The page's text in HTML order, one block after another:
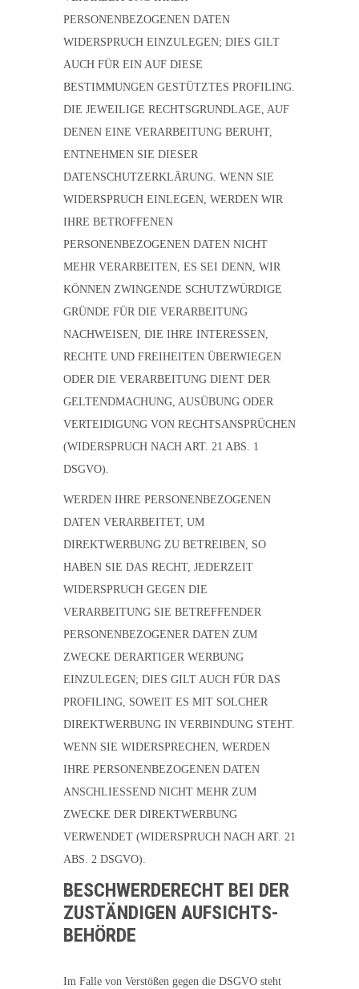
PERSONENBEZOGENEN DATEN
WIDERSPRUCH EINZULEGEN; DIES GILT
AUCH FÜR EIN AUF DIESE
BESTIMMUNGEN GESTÜTZTES PROFILING.
DIE JEWEILIGE RECHTSGRUNDLAGE, AUF
DENEN EINE VERARBEITUNG BERUHT,
ENTNEHMEN SIE DIESER
DATENSCHUTZERKLÄRUNG. WENN SIE
WIDERSPRUCH EINLEGEN, WERDEN WIR
IHRE BETROFFENEN
PERSONENBEZOGENEN DATEN NICHT
MEHR VERARBEITEN, ES SEI DENN, WIR
KÖNNEN ZWINGENDE SCHUTZWÜRDIGE
GRÜNDE FÜR DIE VERARBEITUNG
NACHWEISEN, DIE IHRE INTERESSEN,
RECHTE UND FREIHEITEN ÜBERWIEGEN
ODER DIE VERARBEITUNG DIENT DER
GELTENDMACHUNG, AUSÜBUNG ODER
VERTEIDIGUNG VON RECHTSANSPRÜCHEN
(WIDERSPRUCH NACH ART. 21 ABS. 1
DSGVO).
WERDEN IHRE PERSONENBEZOGENEN
DATEN VERARBEITET, UM
DIREKTWERBUNG ZU BETREIBEN, SO
HABEN SIE DAS RECHT, JEDERZEIT
WIDERSPRUCH GEGEN DIE
VERARBEITUNG SIE BETREFFENDER
PERSONENBEZOGENER DATEN ZUM
ZWECKE DERARTIGER WERBUNG
EINZULEGEN; DIES GILT AUCH FÜR DAS
PROFILING, SOWEIT ES MIT SOLCHER
DIREKTWERBUNG IN VERBINDUNG STEHT.
WENN SIE WIDERSPRECHEN, WERDEN
IHRE PERSONENBEZOGENEN DATEN
ANSCHLIESSEND NICHT MEHR ZUM
ZWECKE DER DIREKTWERBUNG
VERWENDET (WIDERSPRUCH NACH ART. 21
ABS. 2 DSGVO).
BESCHWERDE­RECHT BEI DER
ZUSTÄNDIGEN AUFSICHTS­
BEHÖRDE
Im Falle von Verstößen gegen die DSGVO steht